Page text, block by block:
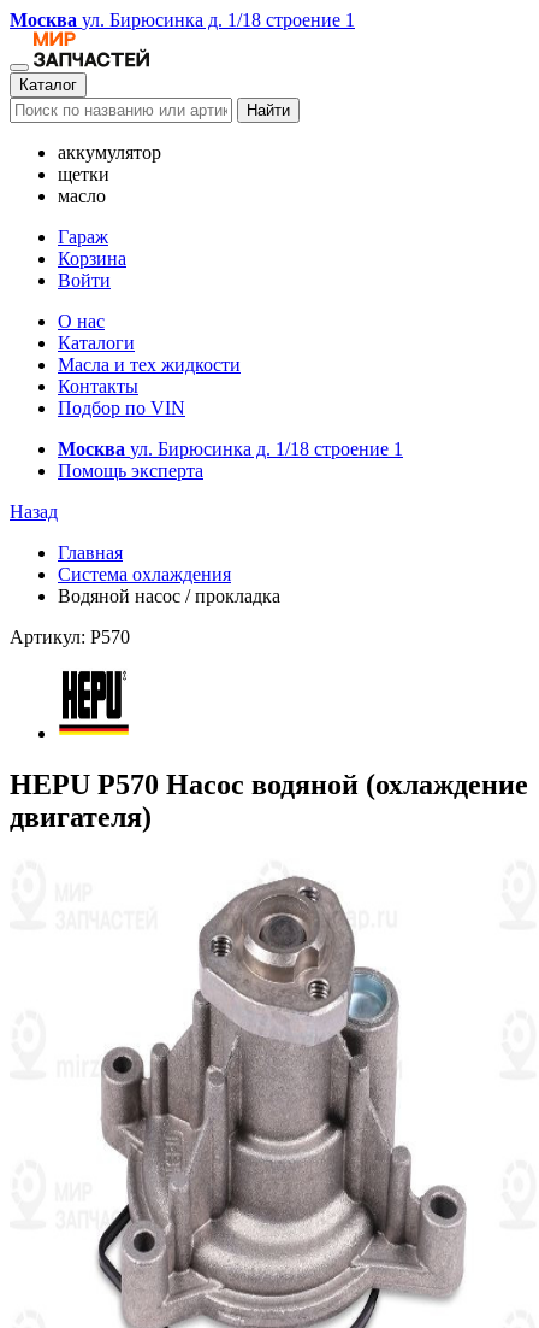
Москва ул. Бирюсинка д. 1/18 строение 1
Каталог
Найти
аккумулятор
щетки
масло
Гараж
Корзина
Войти
О нас
Каталоги
Масла и тех жидкости
Контакты
Подбор по VIN
Москва ул. Бирюсинка д. 1/18 строение 1
Помощь эксперта
Назад
Главная
Система охлаждения
Водяной насос / прокладка
Артикул: P570
HEPU P570 Насос водяной (охлаждение
двигателя)